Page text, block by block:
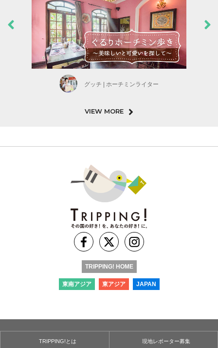
グッチ | ホーチミンライター
VIEW MORE
TRIPPING! HOME
東南アジア 東アジア JAPAN
TRIPPING!とは 現地レポーター募集